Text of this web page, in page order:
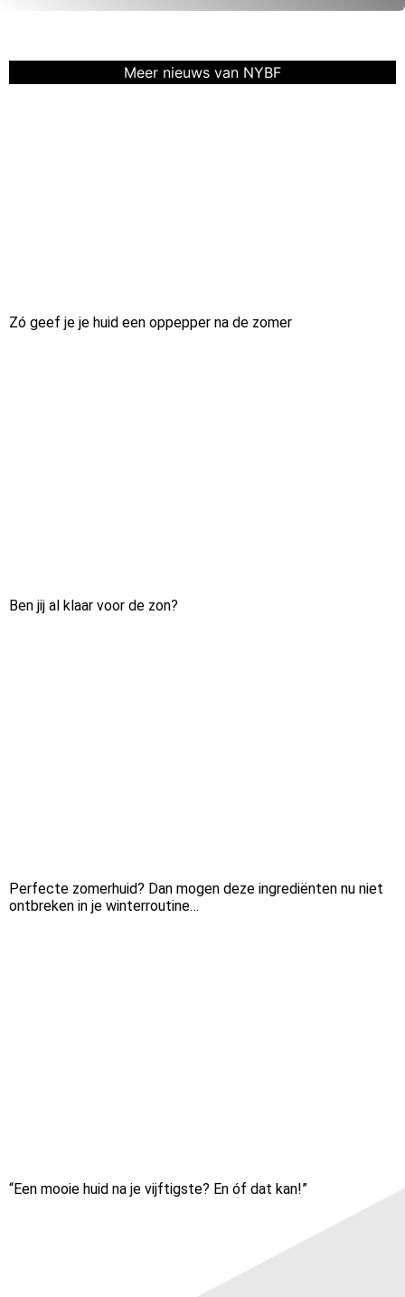
Meer nieuws van NYBF
Zó geef je je huid een oppepper na de zomer
Ben jij al klaar voor de zon?
Perfecte zomerhuid? Dan mogen deze ingrediënten nu niet
ontbreken in je winterroutine…
“Een mooie huid na je vijftigste? En óf dat kan!”